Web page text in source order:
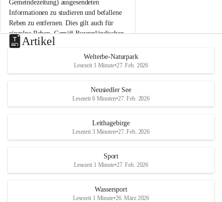
m
N
e
u
s
d
S
Gemeindezeitung) ausgesendeten
Informationen zu studieren und befallene
Reben zu entfernen. Dies gilt auch für
einzelne Reben. Gemäß Burgenländischen
Weinbaugesetz sind nicht gepflegte oder
unzulässige Weingärten zu roden! Bitte
helfen wir zusammen um unsere Winzer
vor den prognostizierten Ernteausfällen
und den daraus folgenden wirtschaftlichen
Maßnahmen zur Bekämpfung
Rebe und der Amerikanischen
Anhang VBl. EU Nr. 18
u
e
d
r
S
Artikel
Welterbe-Naturpark
Lesezeit 1 Minute•27. Feb. 2026
Neusiedler See
Lesezeit 6 Minuten•27. Feb. 2026
Leithagebirge
Lesezeit 3 Minuten•27. Feb. 2026
Sport
Lesezeit 1 Minute•27. Feb. 2026
Wassersport
Lesezeit 1 Minute•26. März 2026